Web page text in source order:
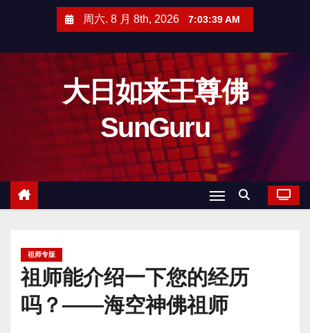
周六. 8 月 8th, 2026 7:03:40 AM
大日如来王尊佛
SunGuru
祖师专版
祖师能介绍一下您的经历
吗？——海空神佛祖师